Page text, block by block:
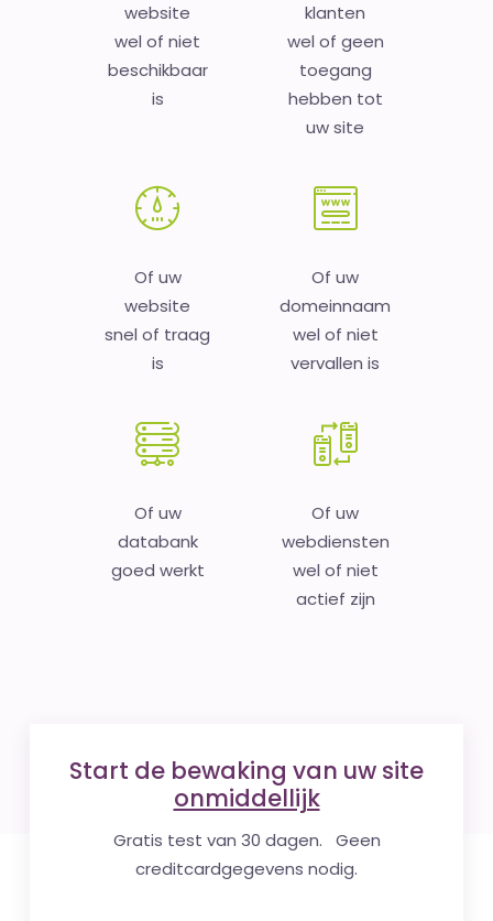
website
wel of niet
beschikbaar
is
klanten
wel of geen
toegang
hebben tot
uw site
Of uw
website
snel of traag
is
Of uw
domeinnaam
wel of niet
vervallen is
Of uw
databank
goed werkt
Of uw
webdiensten
wel of niet
actief zijn
Start de bewaking van uw site
onmiddellijk
Gratis test van 30 dagen. Geen
creditcardgegevens nodig.